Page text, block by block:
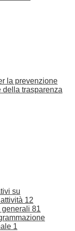
la prevenzione
della trasparenza
su
12
generali 81
1